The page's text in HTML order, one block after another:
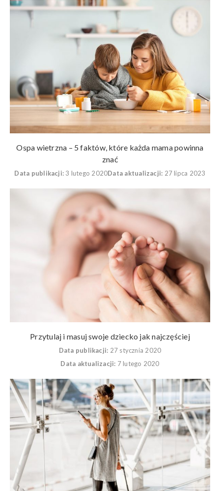
Ospa wietrzna – 5 faktów, które każda mama powinna
znać
Data publikacji: 3 lutego 2020Data aktualizacji: 27 lipca 2023
Przytulaj i masuj swoje dziecko jak najczęściej
Data publikacji: 27 stycznia 2020
Data aktualizacji: 7 lutego 2020